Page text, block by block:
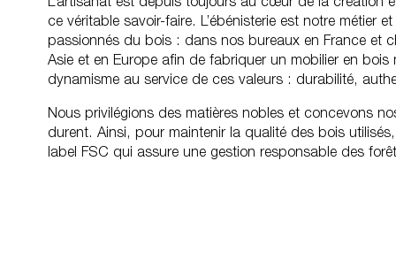
ce véritable savoir-faire. L’ébénisterie est notre métier
passionnés du bois : dans nos bureaux en France et
Asie et en Europe afin de fabriquer un mobilier en bois
dynamisme au service de ces valeurs : durabilité,
Nous privilégions des matières nobles et concevons
durent. Ainsi, pour maintenir la qualité des bois
label FSC qui assure une gestion responsable des